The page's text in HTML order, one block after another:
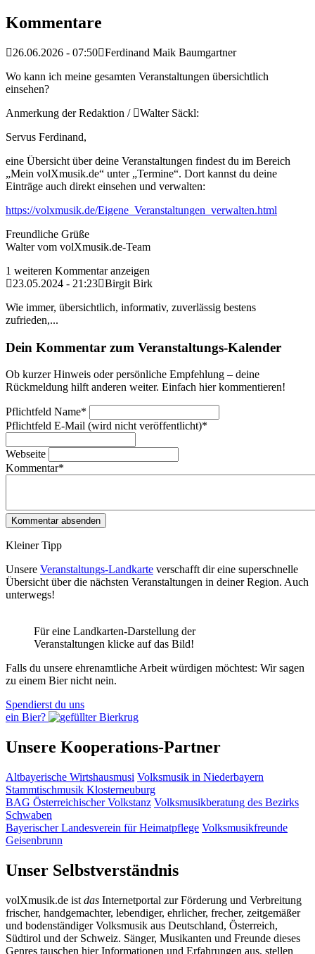
Kommentare
26.06.2026 - 07:50 Ferdinand Maik Baumgartner
Wo kann ich meine gesamten Veranstaltungen übersichtlich
einsehen?
Anmerkung der Redaktion /
Walter Säckl:
Servus Ferdinand,
eine Übersicht über deine Veranstaltungen findest du im Bereich
„Mein volXmusik.de“ unter „Termine“. Dort kannst du deine
Einträge auch direkt einsehen und verwalten:
https://volxmusik.de/Eigene_Veranstaltungen_verwalten.html
Freundliche Grüße
Walter vom volXmusik.de-Team
1 weiteren Kommentar anzeigen
23.05.2024 - 21:23 Birgit Birk
Wie immer, übersichtlich, informativ, zuverlässig bestens
zufrieden,...
Dein Kommentar zum Veranstaltungs-Kalender
Ob kurzer Hinweis oder persönliche Empfehlung – deine
Rückmeldung hilft anderen weiter. Einfach hier kommentieren!
Pflichtfeld Name*
Pflichtfeld E-Mail (wird nicht veröffentlicht)*
Webseite
Kommentar*
Kleiner Tipp
Unsere Veranstaltungs-Landkarte verschafft dir eine superschnelle
Übersicht über die nächsten Veranstaltungen in deiner Region. Auch
unterwegs!
Für eine Landkarten-Darstellung der
Veranstaltungen klicke auf das Bild!
Falls du unsere ehrenamtliche Arbeit würdigen möchtest: Wir sagen
zu einem Bier nicht nein.
Spendierst du uns
ein Bier?
Unsere Kooperations-Partner
Altbayerische Wirtshausmusi Volksmusik in Niederbayern
Stammtischmusik Klosterneuburg
BAG Österreichischer Volkstanz Volksmusikberatung des Bezirks
Schwaben
Bayerischer Landesverein für Heimatpflege Volksmusikfreunde
Geisenbrunn
Unser Selbstverständnis
volXmusik.de ist das Internetportal zur Förderung und Verbreitung
frischer, handgemachter, lebendiger, ehrlicher, frecher, zeitgemäßer
und bodenständiger Volksmusik aus Deutschland, Österreich,
Südtirol und der Schweiz. Sänger, Musikanten und Freunde dieses
Genres tauschen hier Informationen und Erfahrungen aus, stellen